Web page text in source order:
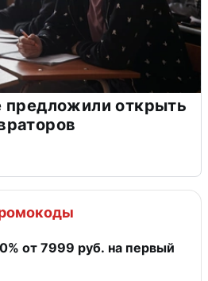
предложили открыть
от 7999 руб. на первый